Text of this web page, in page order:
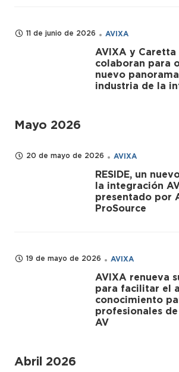
11 de junio de 2026 AVIXA
AVIXA y Caretta
colaboran para
nuevo
industria de la
Mayo 2026
20 de mayo de 2026 AVIXA
RESIDE, un
la integración
presentado por
ProSource
19 de mayo de 2026 AVIXA
AVIXA renueva
para facilitar el
conocimiento
profesionales
AV
Abril 2026